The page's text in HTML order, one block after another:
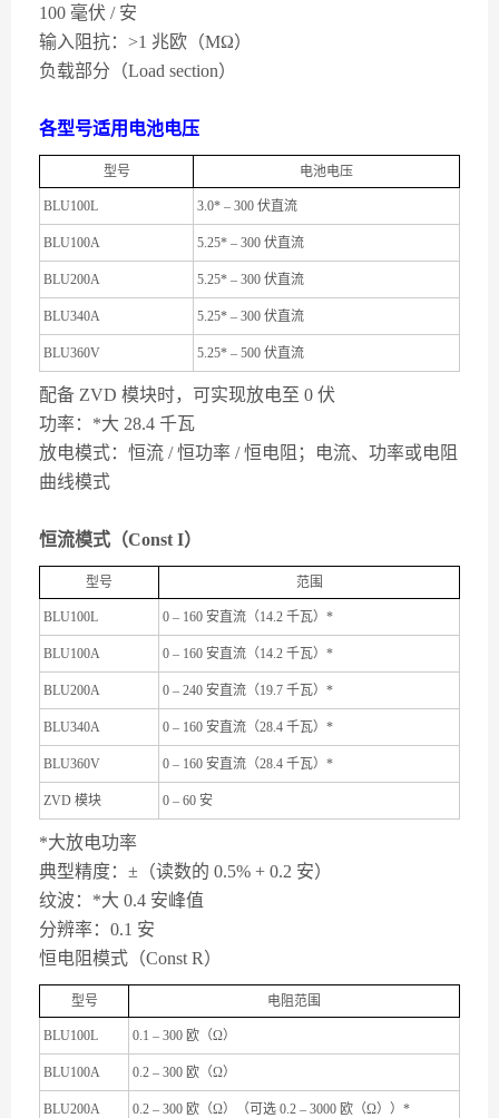
100 毫伏 / 安
输入阻抗：>1 兆欧（MΩ）
负载部分（Load section）
各型号适用电池电压
型号 电池电压
BLU100L 3.0* – 300 伏直流
BLU100A 5.25* – 300 伏直流
BLU200A 5.25* – 300 伏直流
BLU340A 5.25* – 300 伏直流
BLU360V 5.25* – 500 伏直流
配备 ZVD 模块时，可实现放电至 0 伏
功率：*大 28.4 千瓦
放电模式：恒流 / 恒功率 / 恒电阻；电流、功率或电阻
曲线模式
恒流模式（Const I）
型号 范围
BLU100L 0 – 160 安直流（14.2 千瓦）*
BLU100A 0 – 160 安直流（14.2 千瓦）*
BLU200A 0 – 240 安直流（19.7 千瓦）*
BLU340A 0 – 160 安直流（28.4 千瓦）*
BLU360V 0 – 160 安直流（28.4 千瓦）*
ZVD 模块 0 – 60 安
*大放电功率
典型精度：±（读数的 0.5% + 0.2 安）
纹波：*大 0.4 安峰值
分辨率：0.1 安
恒电阻模式（Const R）
型号 电阻范围
BLU100L 0.1 – 300 欧（Ω）
BLU100A 0.2 – 300 欧（Ω）
BLU200A 0.2 – 300 欧（Ω）（可选 0.2 – 3000 欧（Ω））*